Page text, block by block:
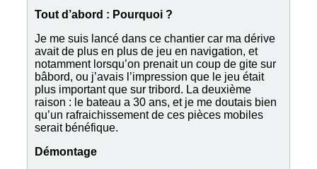
Tout d’abord : Pourquoi ?
Je me suis lancé dans ce chantier car ma dérive
avait de plus en plus de jeu en navigation, et
notamment lorsqu’on prenait un coup de gite sur
bâbord, ou j’avais l’impression que le jeu était
plus important que sur tribord. La deuxième
raison : le bateau a 30 ans, et je me doutais bien
qu’un rafraichissement de ces pièces mobiles
serait bénéfique.
Démontage